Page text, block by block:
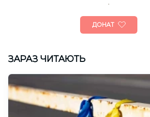
ДОНАТ
ЗАРАЗ ЧИТАЮТЬ